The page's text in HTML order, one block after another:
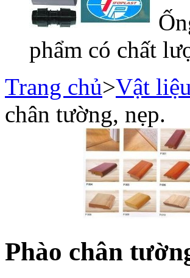
phẩm có chất
Trang chủ>Vật
chân tường, nẹp.
Phào chân